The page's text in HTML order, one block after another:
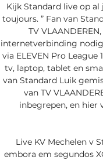
Kijk Standard live op
toujours. ” Fan van
TV
internetverbinding
via ELEVEN Pro
tv, laptop, tablet en
van Standard Luik
van TV
inbegrepen, en hier
Live KV Mechelen v
embora em segundos